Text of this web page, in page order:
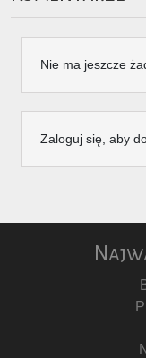
Nie ma jeszcze
Zaloguj się, aby